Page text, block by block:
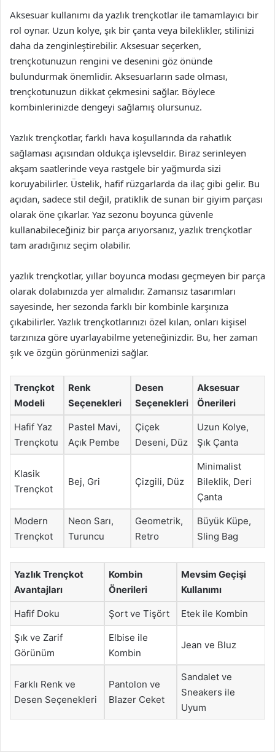
Aksesuar kullanımı da yazlık trençkotlar ile tamamlayıcı bir
rol oynar. Uzun kolye, şık bir çanta veya bileklikler, stilinizi
daha da zenginleştirebilir. Aksesuar seçerken,
trençkotunuzun rengini ve desenini göz önünde
bulundurmak önemlidir. Aksesuarların sade olması,
trençkotunuzun dikkat çekmesini sağlar. Böylece
kombinlerinizde dengeyi sağlamış olursunuz.
Yazlık trençkotlar, farklı hava koşullarında da rahatlık
sağlaması açısından oldukça işlevseldir. Biraz serinleyen
akşam saatlerinde veya rastgele bir yağmurda sizi
koruyabilirler. Üstelik, hafif rüzgarlarda da ilaç gibi gelir. Bu
açıdan, sadece stil değil, pratiklik de sunan bir giyim parçası
olarak öne çıkarlar. Yaz sezonu boyunca güvenle
kullanabileceğiniz bir parça arıyorsanız, yazlık trençkotlar
tam aradığınız seçim olabilir.
yazlık trençkotlar, yıllar boyunca modası geçmeyen bir parça
olarak dolabınızda yer almalıdır. Zamansız tasarımları
sayesinde, her sezonda farklı bir kombinle karşınıza
çıkabilirler. Yazlık trençkotlarınızı özel kılan, onları kişisel
tarzınıza göre uyarlayabilme yeteneğinizdir. Bu, her zaman
şık ve özgün görünmenizi sağlar.
Trençkot
Modeli
Renk
Seçenekleri
Desen
Seçenekleri
Aksesuar
Önerileri
Hafif Yaz
Trençkotu
Pastel Mavi,
Açık Pembe
Çiçek
Deseni, Düz
Uzun Kolye,
Şık Çanta
Klasik
Trençkot
Bej, Gri Çizgili, Düz
Minimalist
Bileklik, Deri
Çanta
Modern
Trençkot
Neon Sarı,
Turuncu
Geometrik,
Retro
Büyük Küpe,
Sling Bag
Yazlık Trençkot
Avantajları
Kombin
Önerileri
Mevsim Geçişi
Kullanımı
Hafif Doku Şort ve Tişört Etek ile Kombin
Şık ve Zarif
Görünüm
Elbise ile
Kombin
Jean ve Bluz
Farklı Renk ve
Desen Seçenekleri
Pantolon ve
Blazer Ceket
Sandalet ve
Sneakers ile
Uyum